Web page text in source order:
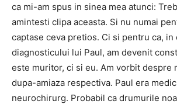
ca mi-am spus in sinea mea atunci:
amintesti clipa aceasta. Si nu numai
captase ceva pretios. Ci si pentru ca, in
diagnosticului lui Paul, am devenit
este muritor, ci si eu. Am vorbit despre
dupa-amiaza respectiva. Paul era
neurochirurg. Probabil ca drumurile